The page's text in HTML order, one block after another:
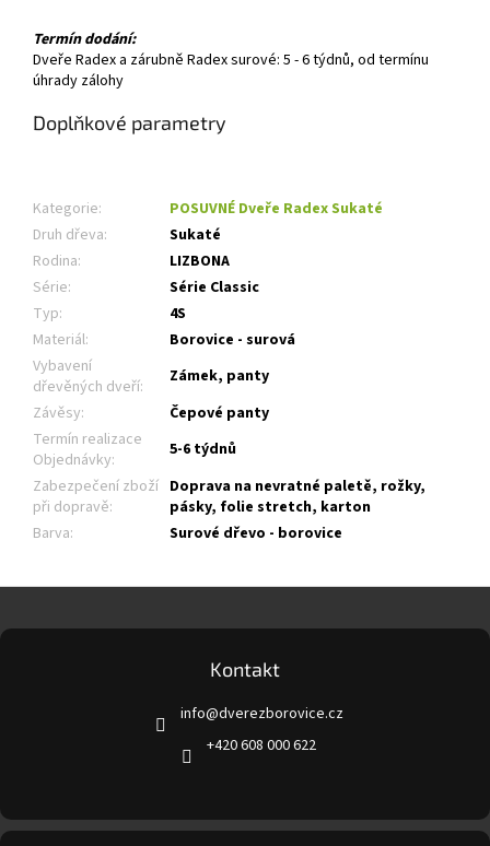
Termín dodání:
Dveře Radex a zárubně Radex surové: 5 - 6 týdnů, od termínu
úhrady zálohy
Doplňkové parametry
Kategorie:
POSUVNÉ Dveře Radex Sukaté
Druh dřeva:
Sukaté
Rodina:
LIZBONA
Série:
Série Classic
Typ:
4S
Materiál:
Borovice - surová
Vybavení
dřevěných dveří:
Zámek, panty
Závěsy:
Čepové panty
Termín realizace
Objednávky:
5-6 týdnů
Zabezpečení zboží
při dopravě:
Doprava na nevratné paletě, rožky,
pásky, folie stretch, karton
Barva: Surové dřevo - borovice
p
Kontakt
info@dverezborovice.cz
+420 608 000 622